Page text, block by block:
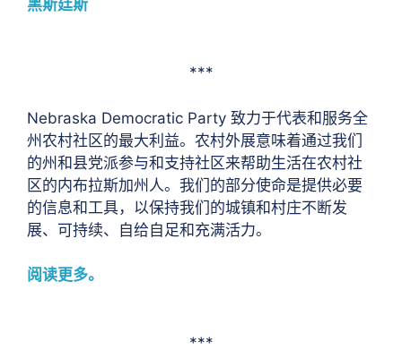
黑斯廷斯
***
Nebraska Democratic Party 致力于代表和服务全
州农村社区的最大利益。农村外展意味着通过我们
的州和县党派参与和支持社区来帮助生活在农村社
区的内布拉斯加州人。我们的部分使命是提供必要
的信息和工具，以保持我们的城镇和村庄不断发
展、可持续、自给自足和充满活力。
阅读更多。
***